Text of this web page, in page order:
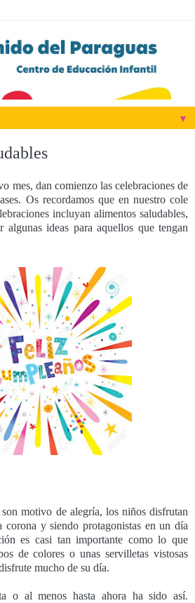
▼
mes, dan comienzo las celebraciones de
Os recordamos que en nuestro cole
incluyan alimentos saludables,
algunas ideas para aquellos que tengan
motivo de alegría, los niños disfrutan
corona y siendo protagonistas en un día
es casi tan importante como lo que
de colores o unas servilletas vistosas
mucho de su día.
o al menos hasta ahora ha sido así.